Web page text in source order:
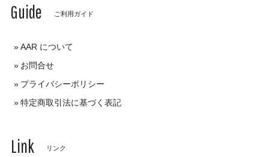
Guide ご利用ガイド
AAR について
お問合せ
プライバシーポリシー
特定商取引法に基づく表記
Link リンク